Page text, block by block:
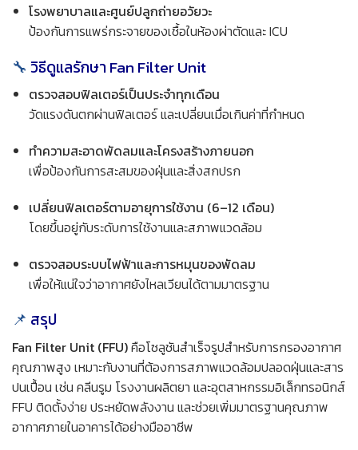
โรงพยาบาลและศูนย์ปลูกถ่ายอวัยวะ
ป้องกันการแพร่กระจายของเชื้อในห้องผ่าตัดและ ICU
🔧 วิธีดูแลรักษา Fan Filter Unit
ตรวจสอบฟิลเตอร์เป็นประจำทุกเดือน
วัดแรงดันตกผ่านฟิลเตอร์ และเปลี่ยนเมื่อเกินค่าที่กำหนด
ทำความสะอาดพัดลมและโครงสร้างภายนอก
เพื่อป้องกันการสะสมของฝุ่นและสิ่งสกปรก
เปลี่ยนฟิลเตอร์ตามอายุการใช้งาน (6–12 เดือน)
โดยขึ้นอยู่กับระดับการใช้งานและสภาพแวดล้อม
ตรวจสอบระบบไฟฟ้าและการหมุนของพัดลม
เพื่อให้แน่ใจว่าอากาศยังไหลเวียนได้ตามมาตรฐาน
📌 สรุป
Fan Filter Unit (FFU)คือโซลูชันสำเร็จรูปสำหรับการกรองอากาศ
คุณภาพสูง เหมาะกับงานที่ต้องการสภาพแวดล้อมปลอดฝุ่นและสาร
ปนเปื้อน เช่น คลีนรูม โรงงานผลิตยา และอุตสาหกรรมอิเล็กทรอนิกส์
FFU ติดตั้งง่าย ประหยัดพลังงาน และช่วยเพิ่มมาตรฐานคุณภาพ
อากาศภายในอาคารได้อย่างมืออาชีพ